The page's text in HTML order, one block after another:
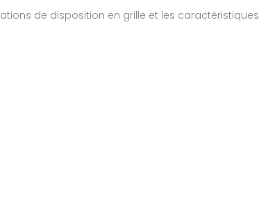
de disposition en grille et les caractéristiques